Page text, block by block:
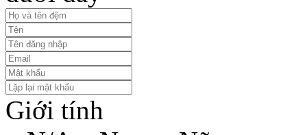
Giới tính